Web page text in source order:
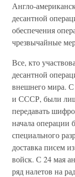
Англо-
десантной
обеспечения
чрезвычайные
Все, кто
десантной
внешнего мира.
и СССР, были
передавать
начала операции
специального
доставка писем
войск. С 24 мая
ряд налетов на